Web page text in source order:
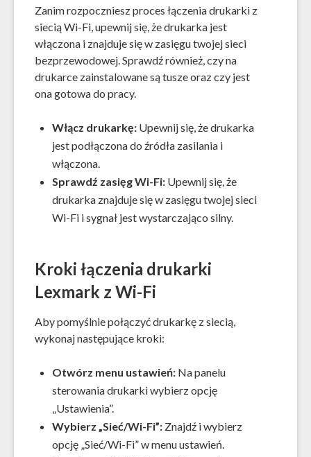
Zanim rozpoczniesz proces łączenia drukarki z
siecią Wi-Fi, upewnij się, że drukarka jest
włączona i znajduje się w zasięgu twojej sieci
bezprzewodowej. Sprawdź również, czy na
drukarce zainstalowane są tusze oraz czy jest
ona gotowa do pracy.
Włącz drukarkę: Upewnij się, że drukarka
jest podłączona do źródła zasilania i
włączona.
Sprawdź zasięg Wi-Fi: Upewnij się, że
drukarka znajduje się w zasięgu twojej sieci
Wi-Fi i sygnał jest wystarczająco silny.
Kroki łączenia drukarki
Lexmark z Wi-Fi
Aby pomyślnie połączyć drukarkę z siecią,
wykonaj następujące kroki:
Otwórz menu ustawień: Na panelu
sterowania drukarki wybierz opcję
„Ustawienia”.
Wybierz „Sieć/Wi-Fi”: Znajdź i wybierz
opcję „Sieć/Wi-Fi” w menu ustawień.